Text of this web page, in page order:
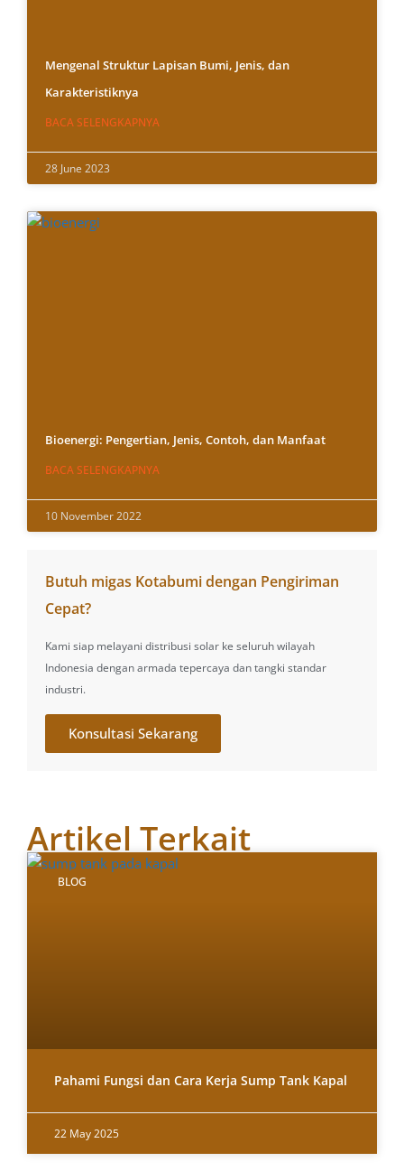
Mengenal Struktur Lapisan Bumi, Jenis, dan
Karakteristiknya
BACA SELENGKAPNYA
28 June 2023
Bioenergi: Pengertian, Jenis, Contoh, dan Manfaat
BACA SELENGKAPNYA
10 November 2022
Butuh migas Kotabumi dengan Pengiriman
Cepat?
Kami siap melayani distribusi solar ke seluruh wilayah
Indonesia dengan armada tepercaya dan tangki standar
industri.
Konsultasi Sekarang
Artikel Terkait
BLOG
Pahami Fungsi dan Cara Kerja Sump Tank Kapal
22 May 2025